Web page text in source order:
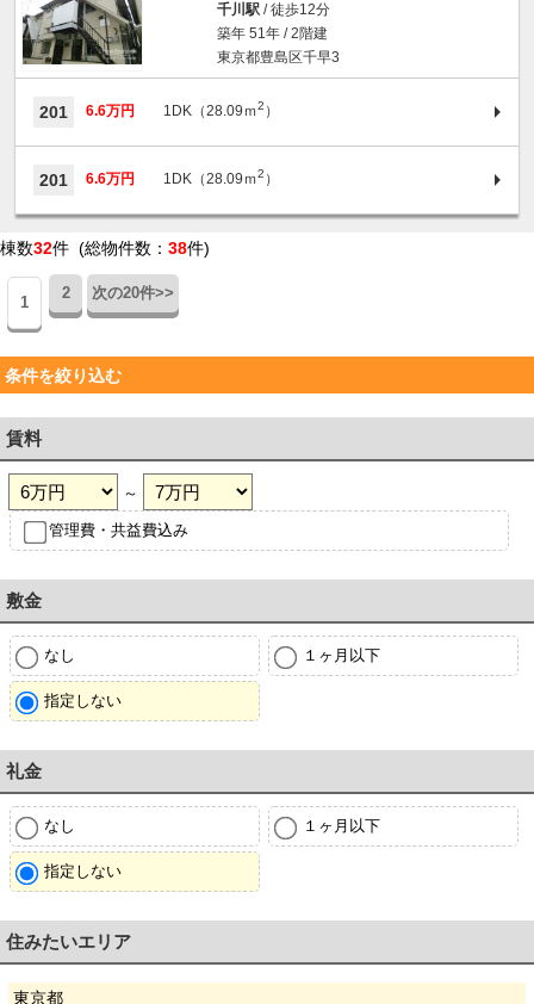
千川駅/ 徒歩12分
築年 51年 / 2階建
東京都豊島区千早3
201 6.6万円 1DK（28.09ｍ2 ）
201 6.6万円 1DK（28.09ｍ2 ）
棟数32件 (総物件数： 38件)
1
2 次の20件>>
条件を絞り込む
賃料
～
管理費・共益費込み
敷金
なし １ヶ月以下
指定しない
礼金
なし １ヶ月以下
指定しない
住みたいエリア
東京都